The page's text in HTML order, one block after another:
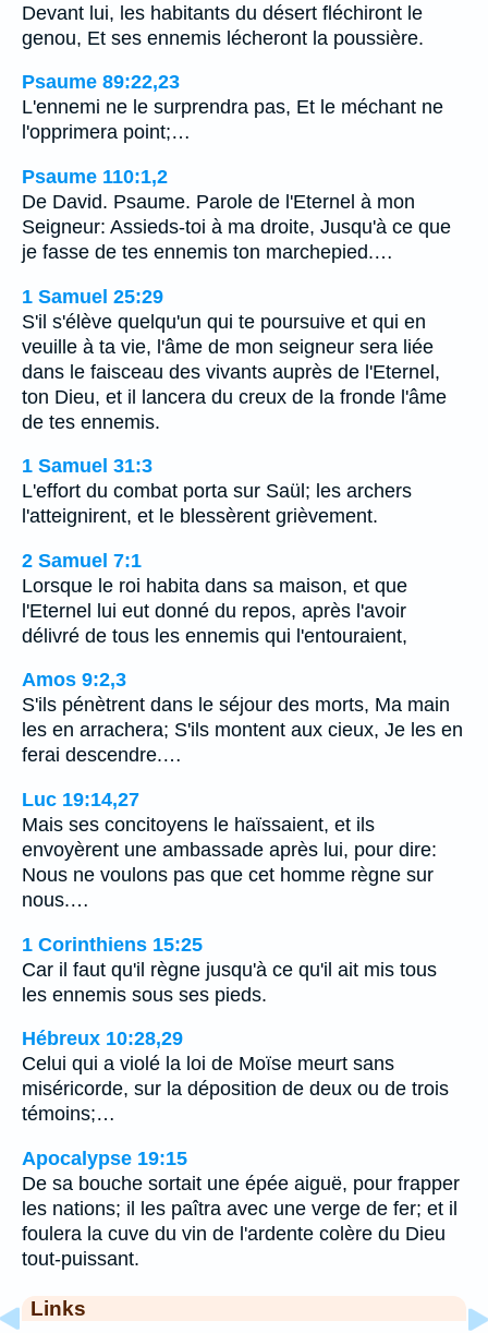
Devant lui, les habitants du désert fléchiront le
genou, Et ses ennemis lécheront la poussière.
Psaume 89:22,23
L'ennemi ne le surprendra pas, Et le méchant ne
l'opprimera point;…
Psaume 110:1,2
De David. Psaume. Parole de l'Eternel à mon
Seigneur: Assieds-toi à ma droite, Jusqu'à ce que
je fasse de tes ennemis ton marchepied.…
1 Samuel 25:29
S'il s'élève quelqu'un qui te poursuive et qui en
veuille à ta vie, l'âme de mon seigneur sera liée
dans le faisceau des vivants auprès de l'Eternel,
ton Dieu, et il lancera du creux de la fronde l'âme
de tes ennemis.
1 Samuel 31:3
L'effort du combat porta sur Saül; les archers
l'atteignirent, et le blessèrent grièvement.
2 Samuel 7:1
Lorsque le roi habita dans sa maison, et que
l'Eternel lui eut donné du repos, après l'avoir
délivré de tous les ennemis qui l'entouraient,
Amos 9:2,3
S'ils pénètrent dans le séjour des morts, Ma main
les en arrachera; S'ils montent aux cieux, Je les en
ferai descendre.…
Luc 19:14,27
Mais ses concitoyens le haïssaient, et ils
envoyèrent une ambassade après lui, pour dire:
Nous ne voulons pas que cet homme règne sur
nous.…
1 Corinthiens 15:25
Car il faut qu'il règne jusqu'à ce qu'il ait mis tous
les ennemis sous ses pieds.
Hébreux 10:28,29
Celui qui a violé la loi de Moïse meurt sans
miséricorde, sur la déposition de deux ou de trois
témoins;…
Apocalypse 19:15
De sa bouche sortait une épée aiguë, pour frapper
les nations; il les paîtra avec une verge de fer; et il
foulera la cuve du vin de l'ardente colère du Dieu
tout-puissant.
Links